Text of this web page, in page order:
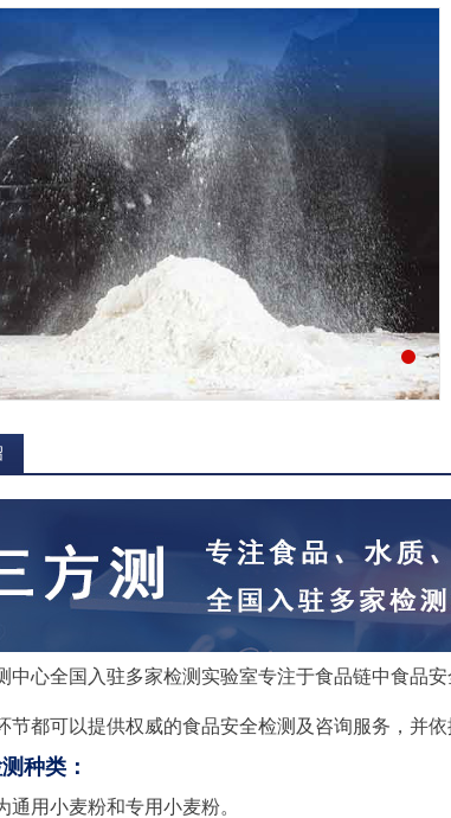
中心全国入驻多家检测实验室专注于食品链中食品
节都可以提供权威的食品安全检测及咨询服务，并
种类：
通用小麦粉和专用小麦粉。